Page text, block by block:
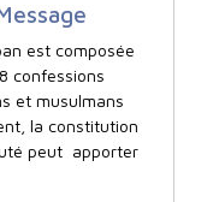
est composée
confessions
et musulmans
la constitution
peut apporter